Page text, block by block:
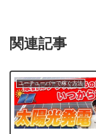
関連記事
ユーチューバーで稼ぐ方法